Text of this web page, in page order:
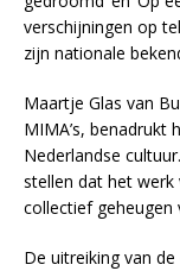
verschijningen op
zijn nationale
Maartje Glas van
MIMA’s, benadrukt
Nederlandse
stellen dat het werk
collectief geheugen
De uitreiking van